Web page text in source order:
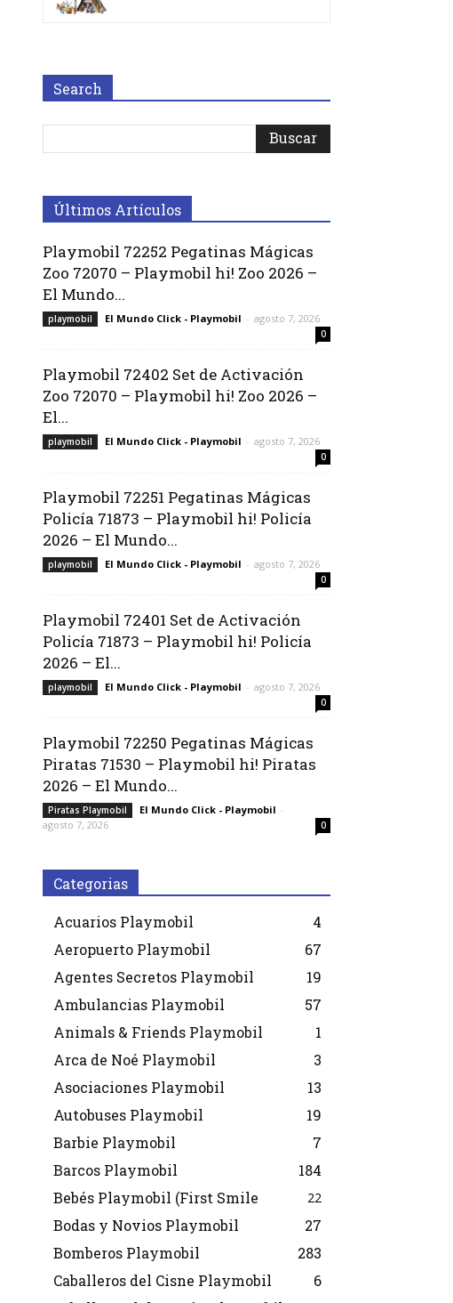
Search
Últimos Artículos
Playmobil 72252 Pegatinas Mágicas
Zoo 72070 – Playmobil hi! Zoo 2026 –
El Mundo...
playmobil El Mundo Click - Playmobil - agosto 7, 2026
0
Playmobil 72402 Set de Activación
Zoo 72070 – Playmobil hi! Zoo 2026 –
El...
playmobil El Mundo Click - Playmobil - agosto 7, 2026
0
Playmobil 72251 Pegatinas Mágicas
Policía 71873 – Playmobil hi! Policía
2026 – El Mundo...
playmobil El Mundo Click - Playmobil - agosto 7, 2026
0
Playmobil 72401 Set de Activación
Policía 71873 – Playmobil hi! Policía
2026 – El...
playmobil El Mundo Click - Playmobil - agosto 7, 2026
0
Playmobil 72250 Pegatinas Mágicas
Piratas 71530 – Playmobil hi! Piratas
2026 – El Mundo...
Piratas Playmobil El Mundo Click - Playmobil -
agosto 7, 2026
0
Categorias
Acuarios Playmobil
4
Aeropuerto Playmobil
67
Agentes Secretos Playmobil
19
Ambulancias Playmobil
57
Animals & Friends Playmobil
1
Arca de Noé Playmobil
3
Asociaciones Playmobil
13
Autobuses Playmobil
19
Barbie Playmobil
7
Barcos Playmobil
184
Bebés Playmobil (First Smile
22
Bodas y Novios Playmobil
27
Bomberos Playmobil
283
Caballeros del Cisne Playmobil
6